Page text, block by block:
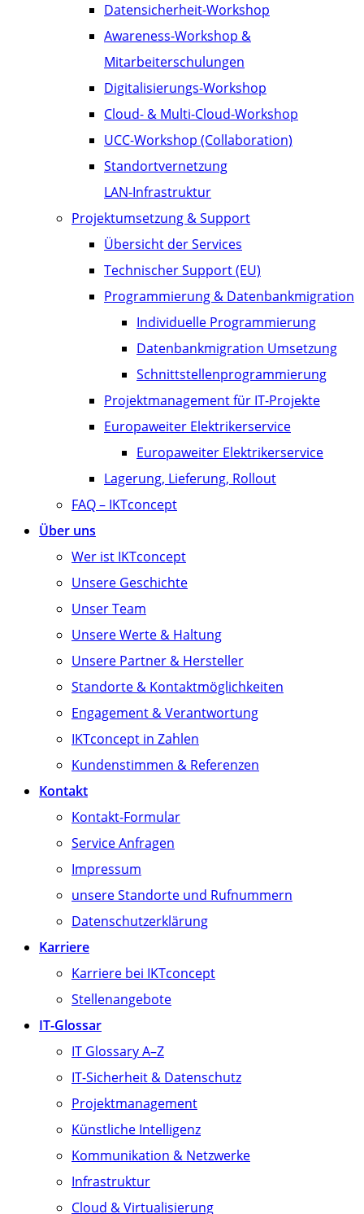
Datensicherheit-Workshop
Awareness-Workshop &
Mitarbeiterschulungen
Digitalisierungs-Workshop
Cloud- & Multi-Cloud-Workshop
UCC-Workshop (Collaboration)
Standortvernetzung
LAN-Infrastruktur
Projektumsetzung & Support
Übersicht der Services
Technischer Support (EU)
Programmierung & Datenbankmigration
Individuelle Programmierung
Datenbankmigration Umsetzung
Schnittstellenprogrammierung
Projektmanagement für IT-Projekte
Europaweiter Elektrikerservice
Europaweiter Elektrikerservice
Lagerung, Lieferung, Rollout
FAQ – IKTconcept
Über uns
Wer ist IKTconcept
Unsere Geschichte
Unser Team
Unsere Werte & Haltung
Unsere Partner & Hersteller
Standorte & Kontaktmöglichkeiten
Engagement & Verantwortung
IKTconcept in Zahlen
Kundenstimmen & Referenzen
Kontakt
Kontakt-Formular
Service Anfragen
Impressum
unsere Standorte und Rufnummern
Datenschutzerklärung
Karriere
Karriere bei IKTconcept
Stellenangebote
IT-Glossar
IT Glossary A–Z
IT-Sicherheit & Datenschutz
Projektmanagement
Künstliche Intelligenz
Kommunikation & Netzwerke
Infrastruktur
Cloud & Virtualisierung